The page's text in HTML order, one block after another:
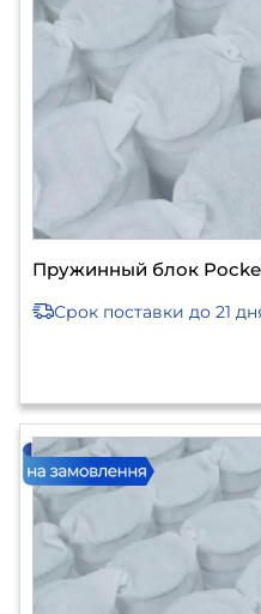
Пружинный блок
Срок поставки до 21